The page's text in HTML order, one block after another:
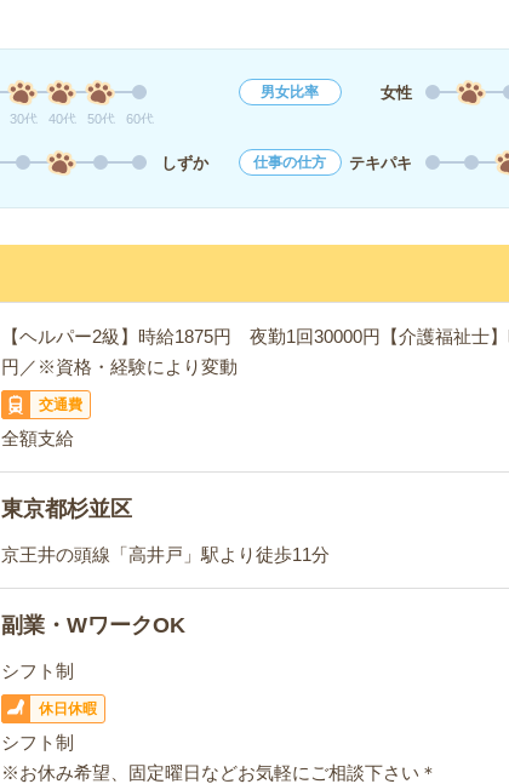
30代 40代 50代 60代
男女比率 女性
しずか 仕事の仕方 テキパキ
【ヘルパー2級】時給1875円 夜勤1回30000円【介護福祉士
円／※資格・経験により変動
交通費
全額支給
東京都杉並区
京王井の頭線「高井戸」駅より徒歩11分
副業・WワークOK
シフト制
休日休暇
シフト制
※お休み希望、固定曜日などお気軽にご相談下さい＊